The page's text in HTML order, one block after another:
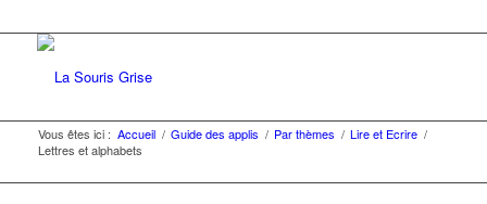
Vous êtes ici : Accueil / Guide des applis / Par thèmes / Lire et Ecrire /
Lettres et alphabets